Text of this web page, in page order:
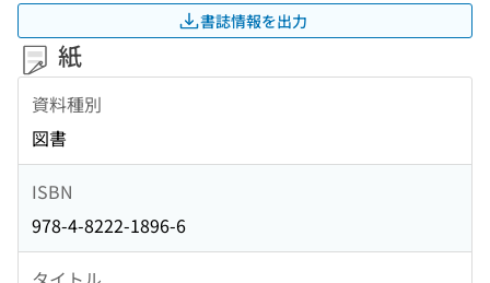
書誌情報を出力
紙
資料種別
図書
ISBN
978-4-8222-1896-6